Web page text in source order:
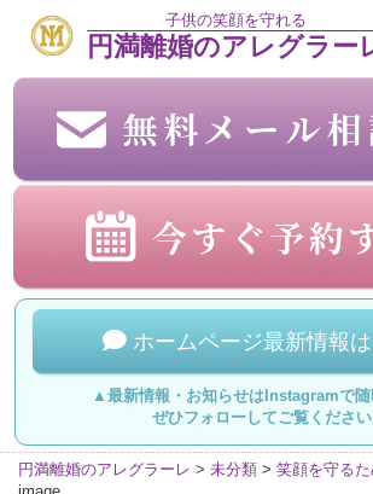
子供の笑顔を守れる
円満離婚のアレグラー
ホームページ最新情報
▲最新情報・お知らせはInstagramで随
ぜひフォローしてご覧ください
円満離婚のアレグラーレ > 未分類 > 笑顔を守る